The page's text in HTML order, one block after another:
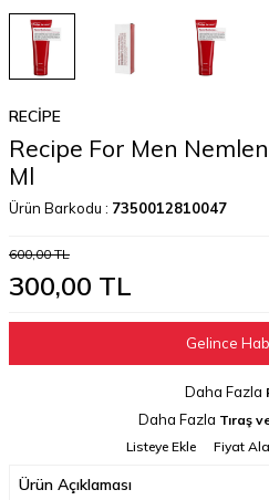
RECIPE
Recipe For Men
Ml
Ürün Barkodu : 7350012810047
600,00TL
300,00 TL
Gelince
Daha Fazla
Daha Fazla Tıraş
Listeye Ekle
Fiyat
Ürün Açıklaması